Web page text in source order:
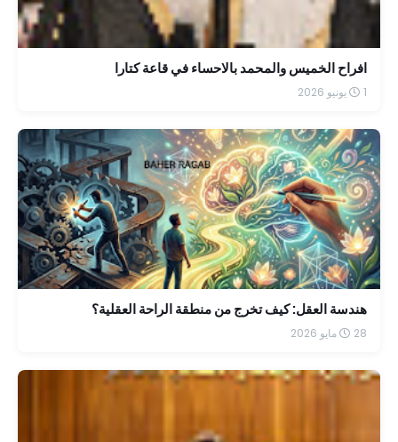
افراح الخميس والمحمد بالاحساء في قاعة كتارا
1 يونيو 2026
هندسة العقل: كيف تخرج من منطقة الراحة العقلية؟
28 مايو 2026